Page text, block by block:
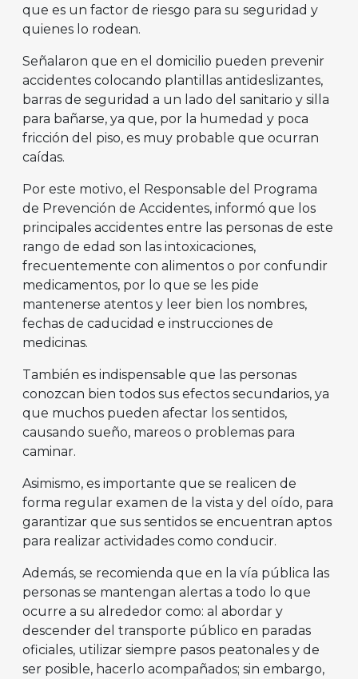
que es un factor de riesgo para su seguridad y
quienes lo rodean.
Señalaron que en el domicilio pueden prevenir
accidentes colocando plantillas antideslizantes,
barras de seguridad a un lado del sanitario y silla
para bañarse, ya que, por la humedad y poca
fricción del piso, es muy probable que ocurran
caídas.
Por este motivo, el Responsable del Programa
de Prevención de Accidentes, informó que los
principales accidentes entre las personas de este
rango de edad son las intoxicaciones,
frecuentemente con alimentos o por confundir
medicamentos, por lo que se les pide
mantenerse atentos y leer bien los nombres,
fechas de caducidad e instrucciones de
medicinas.
También es indispensable que las personas
conozcan bien todos sus efectos secundarios, ya
que muchos pueden afectar los sentidos,
causando sueño, mareos o problemas para
caminar.
Asimismo, es importante que se realicen de
forma regular examen de la vista y del oído, para
garantizar que sus sentidos se encuentran aptos
para realizar actividades como conducir.
Además, se recomienda que en la vía pública las
personas se mantengan alertas a todo lo que
ocurre a su alrededor como: al abordar y
descender del transporte público en paradas
oficiales, utilizar siempre pasos peatonales y de
ser posible, hacerlo acompañados; sin embargo,